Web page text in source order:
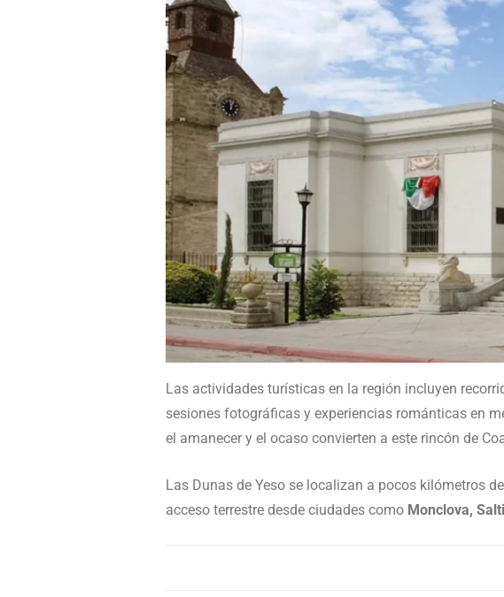
Las actividades turísticas en la región incluyen
sesiones fotográficas y experiencias románticas en
el amanecer y el ocaso convierten a este rincón de
Las Dunas de Yeso se localizan a pocos kilómetros
acceso terrestre desde ciudades como Monclova,